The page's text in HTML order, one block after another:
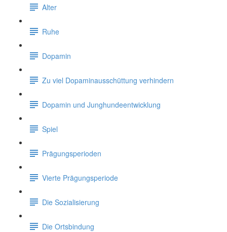
Alter
Ruhe
Dopamin
Zu viel Dopaminausschüttung verhindern
Dopamin und Junghundeentwicklung
Spiel
Prägungsperioden
Vierte Prägungsperiode
Die Sozialisierung
Die Ortsbindung